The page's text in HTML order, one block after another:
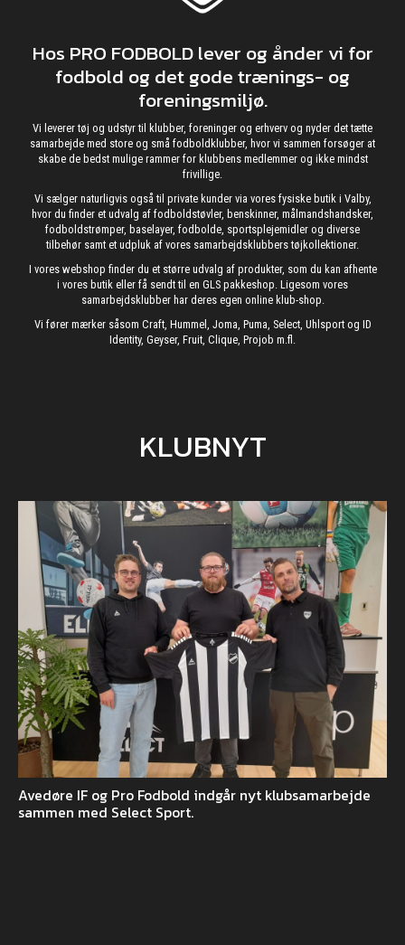
Hos PRO FODBOLD lever og ånder vi for
fodbold og det gode trænings- og
foreningsmiljø.
Vi leverer tøj og udstyr til klubber, foreninger og erhverv og nyder det tætte
samarbejde med store og små fodboldklubber, hvor vi sammen forsøger at
skabe de bedst mulige rammer for klubbens medlemmer og ikke mindst
frivillige.
Vi sælger naturligvis også til private kunder via vores fysiske butik i Valby,
hvor du finder et udvalg af fodboldstøvler, benskinner, målmandshandsker,
fodboldstrømper, baselayer, fodbolde, sportsplejemidler og diverse
tilbehør samt et udpluk af vores samarbejdsklubbers tøjkollektioner.
I vores webshop finder du et større udvalg af produkter, som du kan afhente
i vores butik eller få sendt til en GLS pakkeshop. Ligesom vores
samarbejdsklubber har deres egen online klub-shop.
Vi fører mærker såsom Craft, Hummel, Joma, Puma, Select, Uhlsport og ID
Identity, Geyser, Fruit, Clique, Projob m.fl.
KLUBNYT
Avedøre IF og Pro Fodbold indgår nyt klubsamarbejde
sammen med Select Sport.